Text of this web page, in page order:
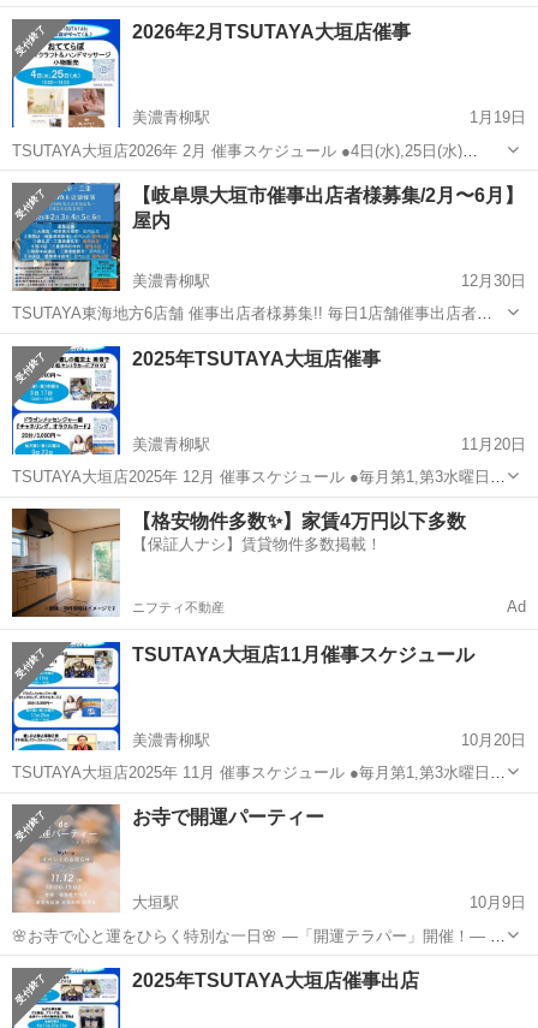
を募集中!! ・平日の出店場所がない.. ・固定の出店場所がない.. ・個
別出店時はレンタルスペースを借りている.. ・安定して徐々にお客様
を増やし...
岐阜 大垣市 美濃青柳駅 ワークショップ 営業許可
2026年2月TSUTAYA大垣店催事
美濃青柳駅
1月19日
TSUTAYA大垣店2026年 2月 催事スケジュール ●4日(水),25日(水)
10:00〜14:00 『おててらぼ』 アロマクラフト＆ハンドマッサージ 小
物販売 @ayaka_ohashi_ いつものTSUTAY...
岐阜 大垣市 美濃青柳駅 ワークショップ 催事
【岐阜県大垣市催事出店者様募集/2月〜6月】
屋内
美濃青柳駅
12月30日
TSUTAYA東海地方6店舗 催事出店者様募集!! 毎日1店舗催事出店者様
を募集中!! ・平日の出店場所がない.. ・固定の出店場所がない.. ・個
別出店時はレンタルスペースを借りている.. ・安定して徐々にお客様
を増やし...
岐阜 大垣市 美濃青柳駅 ワークショップ
2025年TSUTAYA大垣店催事
美濃青柳駅
11月20日
TSUTAYA大垣店2025年 12月 催事スケジュール ●毎月第1,第3水曜日(3
日,17日) 13:00〜18:00 『あなたに寄り添う癒しの鑑定士 美音子』 個
性心理學、手相、ヤントラカード、アロマ @meme_ch...
岐阜 大垣市 美濃青柳駅 ワークショップ 催事
【格安物件多数✨】家賃4万円以下多数
【保証人ナシ】賃貸物件多数掲載！
ニフティ不動産 Ad
TSUTAYA大垣店11月催事スケジュール
美濃青柳駅
10月20日
TSUTAYA大垣店2025年 11月 催事スケジュール ●毎月第1,第3水曜日(5
日,19日) 13:00〜18:00 『あなたに寄り添う癒しの鑑定士 美音子』 個
性心理學、手相、ヤントラカード、アロマ @meme_ch...
岐阜 大垣市 美濃青柳駅
お寺で開運パーティー
大垣駅
10月9日
🌸お寺で心と運をひらく特別な一日🌸 ―「開運テラパー」開催！― な
んとなく毎日が同じことの繰り返し… 「このままでいいのかな？」
「私、何か変えたい…」 そんなあなたへ。 日常を抜け出して、心
が“ワクワク”に戻る開運イ...
岐阜 大垣市 大垣駅 ワークショップ お寺
2025年TSUTAYA大垣店催事出店